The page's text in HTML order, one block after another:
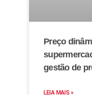
Preço
gestão de
LEIA MAIS »